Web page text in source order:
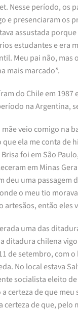
Nesse período, os
e presenciaram os
assustada
estudantes e era
Meu pai não, mas
mais marcado”.
do Chile em
na Argentina,
mãe veio comigo na
que ela me conta de
foi em São
em Minas
deu uma passagem
o meu tio
artesãos, então eles
uma das
ditadura chilena
de setembro, com
No local estava
socialista eleito
a certeza de que
certeza de que, pelo